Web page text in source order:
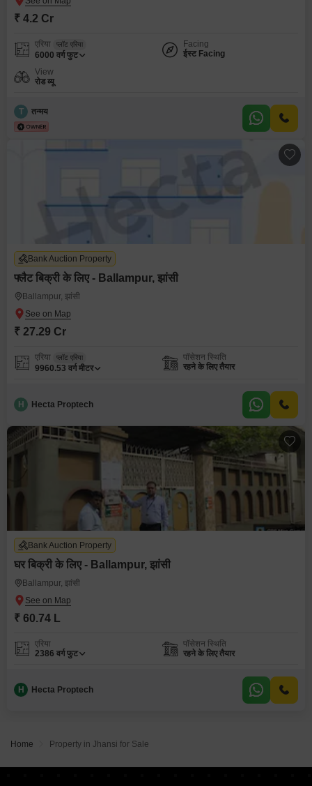
₹ 4.2 Cr
एरिया प्लॉट एरिया
6000 वर्ग फुट
Facing
ईस्ट Facing
View
रोड व्यू
T तन्मय
Bank Auction Property
फ्लैट बिक्री के लिए - Ballampur, झांसी
Ballampur, झांसी
₹ 27.29 Cr
एरिया प्लॉट एरिया
9960.53 वर्ग मीटर
पॉसेशन स्थिति
रहने के लिए तैयार
H Hecta Proptech
Bank Auction Property
घर बिक्री के लिए - Ballampur, झांसी
Ballampur, झांसी
₹ 60.74 L
एरिया
2386 वर्ग फुट
पॉसेशन स्थिति
रहने के लिए तैयार
H Hecta Proptech
Home Property in Jhansi for Sale